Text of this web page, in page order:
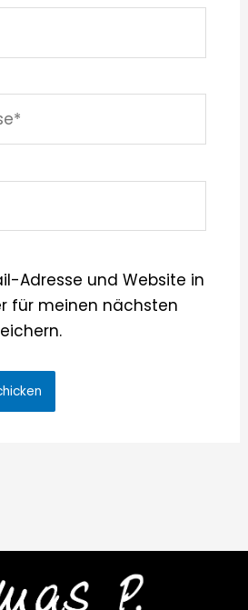
Adresse und Website in
für meinen nächsten